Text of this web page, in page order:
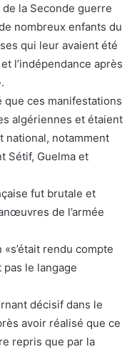
la Seconde guerre
nombreux enfants du
qui leur avaient été
l’indépendance après
que ces manifestations
algériennes et étaient
national, notamment
Sétif, Guelma et
fut brutale et
de l’armée
rendu compte
le langage
décisif dans le
avoir réalisé que ce
repris que par la